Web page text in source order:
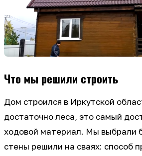
Что мы решили строить
Дом строился в Иркутской
достаточно леса, это самый
ходовой материал. Мы выбрали
стены решили на сваях: способ